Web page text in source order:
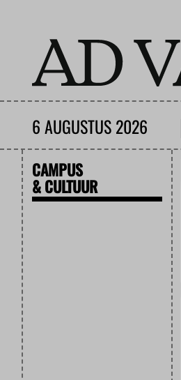
6 AUGUSTUS 2026
CAMPUS
& CULTUUR